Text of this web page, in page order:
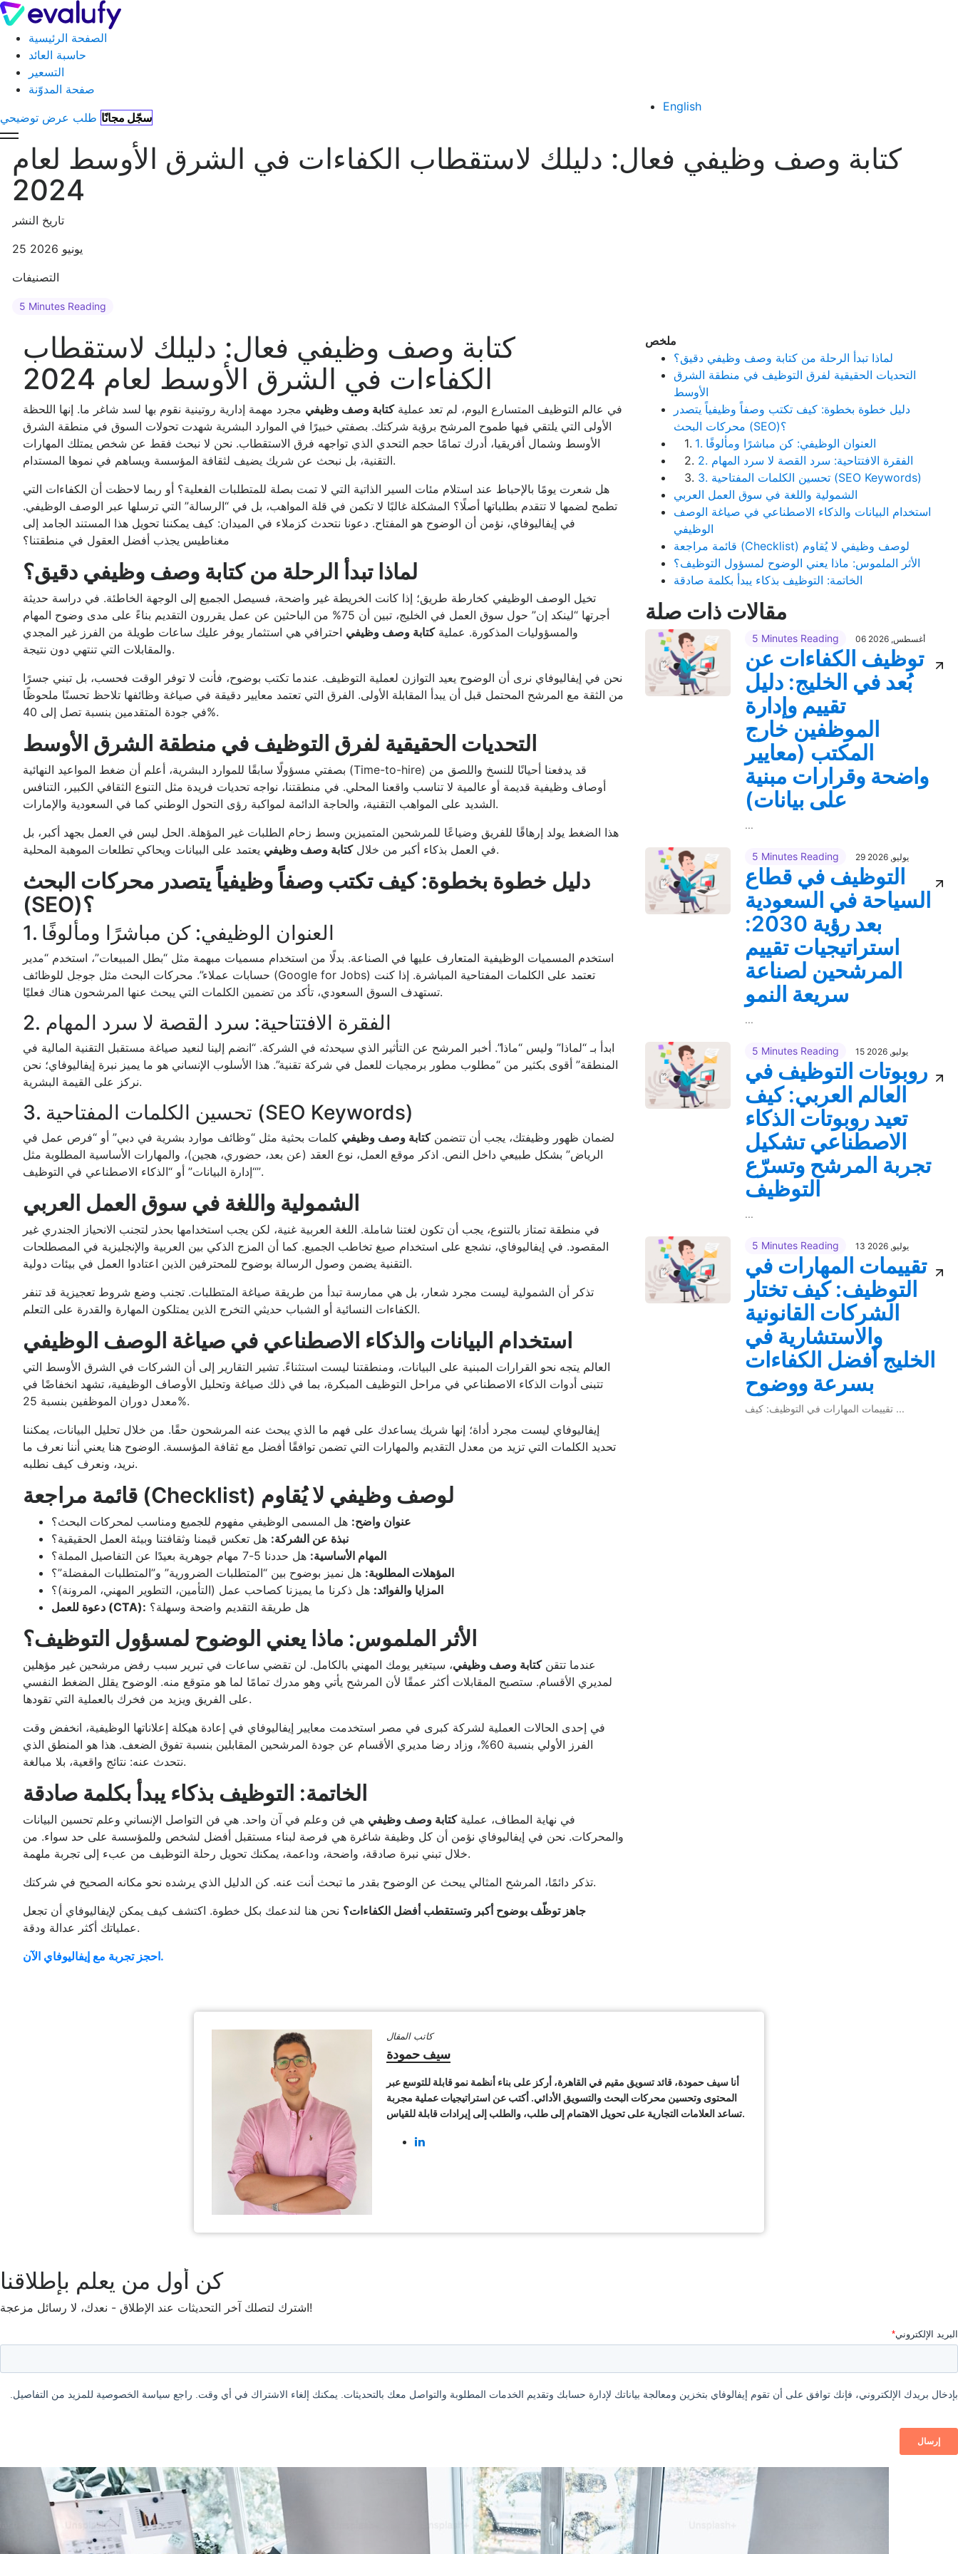
الصفحة الرئيسية
حاسبة العائد
التسعير
صفحة المدوّنة
English
سجّل مجانًا طلب عرض توضيحي
كتابة وصف وظيفي فعال: دليلك لاستقطاب الكفاءات في الشرق الأوسط لعام
2024
تاريخ النشر
25 يونيو 2026
التصنيفات
5 Minutes Reading
كتابة وصف وظيفي فعال: دليلك لاستقطاب
الكفاءات في الشرق الأوسط لعام 2024
في عالم التوظيف المتسارع اليوم، لم تعد عمليةكتابة وصف وظيفي مجرد مهمة إدارية روتينية نقوم بها لسد شاغر ما. إنها اللحظة
الأولى التي يلتقي فيها طموح المرشح برؤية شركتك. بصفتي خبيرًا في الموارد البشرية شهدت تحولات السوق في منطقة الشرق
الأوسط وشمال أفريقيا، أدرك تمامًا حجم التحدي الذي تواجهه فرق الاستقطاب. نحن لا نبحث فقط عن شخص يمتلك المهارات
التقنية، بل نبحث عن شريك يضيف لثقافة المؤسسة ويساهم في نموها المستدام.
هل شعرت يومًا بالإحباط عند استلام مئات السير الذاتية التي لا تمت بصلة للمتطلبات الفعلية؟ أو ربما لاحظت أن الكفاءات التي
تطمح لضمها لا تتقدم بطلباتها أصلًا؟ المشكلة غالبًا لا تكمن في قلة المواهب، بل في “الرسالة” التي ترسلها عبر الوصف الوظيفي.
في إيفاليوفاي، نؤمن أن الوضوح هو المفتاح. دعونا نتحدث كزملاء في الميدان: كيف يمكننا تحويل هذا المستند الجامد إلى
مغناطيس يجذب أفضل العقول في منطقتنا؟
لماذا تبدأ الرحلة من كتابة وصف وظيفي دقيق؟
تخيل الوصف الوظيفي كخارطة طريق؛ إذا كانت الخريطة غير واضحة، فسيصل الجميع إلى الوجهة الخاطئة. في دراسة حديثة
أجرتها “لينكد إن” حول سوق العمل في الخليج، تبين أن 75% من الباحثين عن عمل يقررون التقديم بناءً على مدى وضوح المهام
والمسؤوليات المذكورة. عمليةكتابة وصف وظيفي احترافي هي استثمار يوفر عليك ساعات طويلة من الفرز غير المجدي
والمقابلات التي تنتهي دون نتيجة.
نحن في إيفاليوفاي نرى أن الوضوح يعيد التوازن لعملية التوظيف. عندما تكتب بوضوح، فأنت لا توفر الوقت فحسب، بل تبني جسرًا
من الثقة مع المرشح المحتمل قبل أن يبدأ المقابلة الأولى. الفرق التي تعتمد معايير دقيقة في صياغة وظائفها تلاحظ تحسنًا ملحوظًا
في جودة المتقدمين بنسبة تصل إلى 40%.
التحديات الحقيقية لفرق التوظيف في منطقة الشرق الأوسط
بصفتي مسؤولًا سابقًا للموارد البشرية، أعلم أن ضغط المواعيد النهائية (Time-to-hire) قد يدفعنا أحيانًا للنسخ واللصق من
أوصاف وظيفية قديمة أو عالمية لا تناسب واقعنا المحلي. في منطقتنا، نواجه تحديات فريدة مثل التنوع الثقافي الكبير، التنافس
الشديد على المواهب التقنية، والحاجة الدائمة لمواكبة رؤى التحول الوطني كما في السعودية والإمارات.
هذا الضغط يولد إرهاقًا للفريق وضياعًا للمرشحين المتميزين وسط زحام الطلبات غير المؤهلة. الحل ليس في العمل بجهد أكبر، بل
في العمل بذكاء أكبر من خلالكتابة وصف وظيفي يعتمد على البيانات ويحاكي تطلعات الموهبة المحلية.
دليل خطوة بخطوة: كيف تكتب وصفاً وظيفياً يتصدر محركات البحث
(SEO)؟
1. العنوان الوظيفي: كن مباشرًا ومألوفًا
استخدم المسميات الوظيفية المتعارف عليها في الصناعة. بدلًا من استخدام مسميات مبهمة مثل “بطل المبيعات”، استخدم “مدير
حسابات عملاء”. محركات البحث مثل جوجل للوظائف (Google for Jobs) تعتمد على الكلمات المفتاحية المباشرة. إذا كنت
تستهدف السوق السعودي، تأكد من تضمين الكلمات التي يبحث عنها المرشحون هناك فعليًا.
2. الفقرة الافتتاحية: سرد القصة لا سرد المهام
ابدأ بـ “لماذا” وليس “ماذا”. أخبر المرشح عن التأثير الذي سيحدثه في الشركة. “انضم إلينا لنعيد صياغة مستقبل التقنية المالية في
المنطقة” أقوى بكثير من “مطلوب مطور برمجيات للعمل في شركة تقنية”. هذا الأسلوب الإنساني هو ما يميز نبرة إيفاليوفاي؛ نحن
نركز على القيمة البشرية.
3. تحسين الكلمات المفتاحية (SEO Keywords)
لضمان ظهور وظيفتك، يجب أن تتضمنكتابة وصف وظيفي كلمات بحثية مثل “وظائف موارد بشرية في دبي” أو “فرص عمل في
الرياض” بشكل طبيعي داخل النص. اذكر موقع العمل، نوع العقد (عن بعد، حضوري، هجين)، والمهارات الأساسية المطلوبة مثل
“إدارة البيانات” أو “الذكاء الاصطناعي في التوظيف”.
الشمولية واللغة في سوق العمل العربي
في منطقة تمتاز بالتنوع، يجب أن تكون لغتنا شاملة. اللغة العربية غنية، لكن يجب استخدامها بحذر لتجنب الانحياز الجندري غير
المقصود. في إيفاليوفاي، نشجع على استخدام صيغ تخاطب الجميع. كما أن المزج الذكي بين العربية والإنجليزية في المصطلحات
التقنية يضمن وصول الرسالة بوضوح للمحترفين الذين اعتادوا العمل في بيئات دولية.
تذكر أن الشمولية ليست مجرد شعار، بل هي ممارسة تبدأ من طريقة صياغة المتطلبات. تجنب وضع شروط تعجيزية قد تنفر
الكفاءات النسائية أو الشباب حديثي التخرج الذين يمتلكون المهارة والقدرة على التعلم.
استخدام البيانات والذكاء الاصطناعي في صياغة الوصف الوظيفي
العالم يتجه نحو القرارات المبنية على البيانات، ومنطقتنا ليست استثناءً. تشير التقارير إلى أن الشركات في الشرق الأوسط التي
تتبنى أدوات الذكاء الاصطناعي في مراحل التوظيف المبكرة، بما في ذلك صياغة وتحليل الأوصاف الوظيفية، تشهد انخفاضًا في
معدل دوران الموظفين بنسبة 25%.
إيفاليوفاي ليست مجرد أداة؛ إنها شريك يساعدك على فهم ما الذي يبحث عنه المرشحون حقًا. من خلال تحليل البيانات، يمكننا
تحديد الكلمات التي تزيد من معدل التقديم والمهارات التي تضمن توافقًا أفضل مع ثقافة المؤسسة. الوضوح هنا يعني أننا نعرف ما
نريد، ونعرف كيف نطلبه.
قائمة مراجعة (Checklist) لوصف وظيفي لا يُقاوم
عنوان واضح: هل المسمى الوظيفي مفهوم للجميع ومناسب لمحركات البحث؟
نبذة عن الشركة: هل تعكس قيمنا وثقافتنا وبيئة العمل الحقيقية؟
المهام الأساسية: هل حددنا 5-7 مهام جوهرية بعيدًا عن التفاصيل المملة؟
المؤهلات المطلوبة: هل نميز بوضوح بين “المتطلبات الضرورية” و”المتطلبات المفضلة”؟
المزايا والفوائد: هل ذكرنا ما يميزنا كصاحب عمل (التأمين، التطوير المهني، المرونة)؟
دعوة للعمل (CTA): هل طريقة التقديم واضحة وسهلة؟
الأثر الملموس: ماذا يعني الوضوح لمسؤول التوظيف؟
عندما تتقنكتابة وصف وظيفي، سيتغير يومك المهني بالكامل. لن تقضي ساعات في تبرير سبب رفض مرشحين غير مؤهلين
لمديري الأقسام. ستصبح المقابلات أكثر عمقًا لأن المرشح يأتي وهو مدرك تمامًا لما هو متوقع منه. الوضوح يقلل الضغط النفسي
على الفريق ويزيد من فخرك بالعملية التي تقودها.
في إحدى الحالات العملية لشركة كبرى في مصر استخدمت معايير إيفاليوفاي في إعادة هيكلة إعلاناتها الوظيفية، انخفض وقت
الفرز الأولي بنسبة 60%، وزاد رضا مديري الأقسام عن جودة المرشحين المقابلين بنسبة تفوق الضعف. هذا هو المنطق الذي
نتحدث عنه: نتائج واقعية، بلا مبالغة.
الخاتمة: التوظيف بذكاء يبدأ بكلمة صادقة
في نهاية المطاف، عمليةكتابة وصف وظيفي هي فن وعلم في آن واحد. هي فن التواصل الإنساني وعلم تحسين البيانات
والمحركات. نحن في إيفاليوفاي نؤمن أن كل وظيفة شاغرة هي فرصة لبناء مستقبل أفضل لشخص وللمؤسسة على حد سواء. من
خلال تبني نبرة صادقة، واضحة، وداعمة، يمكنك تحويل رحلة التوظيف من عبء إلى تجربة ملهمة.
تذكر دائمًا، المرشح المثالي يبحث عن الوضوح بقدر ما تبحث أنت عنه. كن الدليل الذي يرشده نحو مكانه الصحيح في شركتك.
جاهز توظّف بوضوح أكبر وتستقطب أفضل الكفاءات؟ نحن هنا لندعمك بكل خطوة. اكتشف كيف يمكن لإيفاليوفاي أن تجعل
عملياتك أكثر عدالة ودقة.
احجز تجربة مع إيفاليوفاي الآن.
ملخص
لماذا تبدأ الرحلة من كتابة وصف وظيفي دقيق؟
التحديات الحقيقية لفرق التوظيف في منطقة الشرق
الأوسط
دليل خطوة بخطوة: كيف تكتب وصفاً وظيفياً يتصدر
محركات البحث (SEO)؟
1.
1. العنوان الوظيفي: كن مباشرًا ومألوفًا
2.
2. الفقرة الافتتاحية: سرد القصة لا سرد المهام
3.
3. تحسين الكلمات المفتاحية (SEO Keywords)
الشمولية واللغة في سوق العمل العربي
استخدام البيانات والذكاء الاصطناعي في صياغة الوصف
الوظيفي
قائمة مراجعة (Checklist) لوصف وظيفي لا يُقاوم
الأثر الملموس: ماذا يعني الوضوح لمسؤول التوظيف؟
الخاتمة: التوظيف بذكاء يبدأ بكلمة صادقة
مقالات ذات صلة
5 Minutes Reading 06 أغسطس, 2026
توظيف الكفاءات عن
بُعد في الخليج: دليل
تقييم وإدارة
الموظفين خارج
المكتب (معايير
واضحة وقرارات مبنية
على بيانات)
...
5 Minutes Reading 29 يوليو, 2026
التوظيف في قطاع
السياحة في السعودية
بعد رؤية 2030:
استراتيجيات تقييم
المرشحين لصناعة
سريعة النمو
...
5 Minutes Reading 15 يوليو, 2026
روبوتات التوظيف في
العالم العربي: كيف
تعيد روبوتات الذكاء
الاصطناعي تشكيل
تجربة المرشح وتسرّع
التوظيف
...
5 Minutes Reading 13 يوليو, 2026
تقييمات المهارات في
التوظيف: كيف تختار
الشركات القانونية
والاستشارية في
الخليج أفضل الكفاءات
بسرعة ووضوح
تقييمات المهارات في التوظيف: كيف ...
كاتب المقال
سيف حمودة
أنا سيف حمودة، قائد تسويق مقيم في القاهرة، أركز على بناء أنظمة نمو قابلة للتوسع عبر
المحتوى وتحسين محركات البحث والتسويق الأدائي. أكتب عن استراتيجيات عملية مجربة
تساعد العلامات التجارية على تحويل الاهتمام إلى طلب، والطلب إلى إيرادات قابلة للقياس.
كن أول من يعلم بإطلاقنا
اشترك لتصلك آخر التحديثات عند الإطلاق - نعدك، لا رسائل مزعجة!